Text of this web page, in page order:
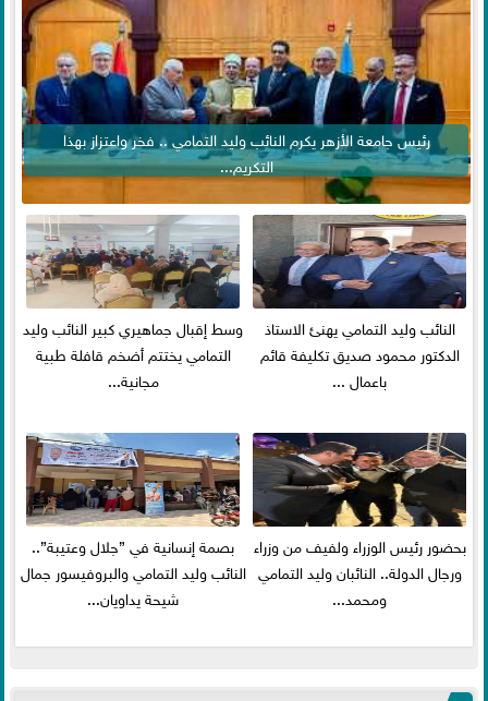
رئيس جامعة الأزهر يكرم النائب وليد التمامي .. فخر واعتزاز بهذا
التكريم...
النائب وليد التمامي يهنئ الاستاذ
الدكتور محمود صديق تكليفة قائم
باعمال ...
وسط إقبال جماهيري كبير النائب وليد
التمامي يختتم أضخم قافلة طبية
مجانية...
بحضور رئيس الوزراء ولفيف من وزراء
ورجال الدولة.. النائبان وليد التمامي
ومحمد...
بصمة إنسانية في ”جلال وعتيبة”..
النائب وليد التمامي والبروفيسور جمال
شيحة يداويان...